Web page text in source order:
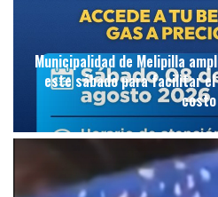
Municipalidad de Melipilla
este sábado para facilitar
costo